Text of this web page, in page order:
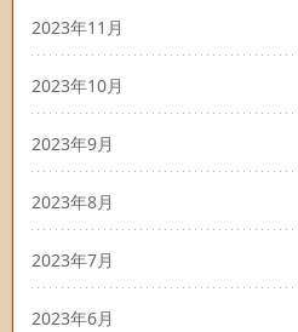
2023年11月
2023年10月
2023年9月
2023年8月
2023年7月
2023年6月